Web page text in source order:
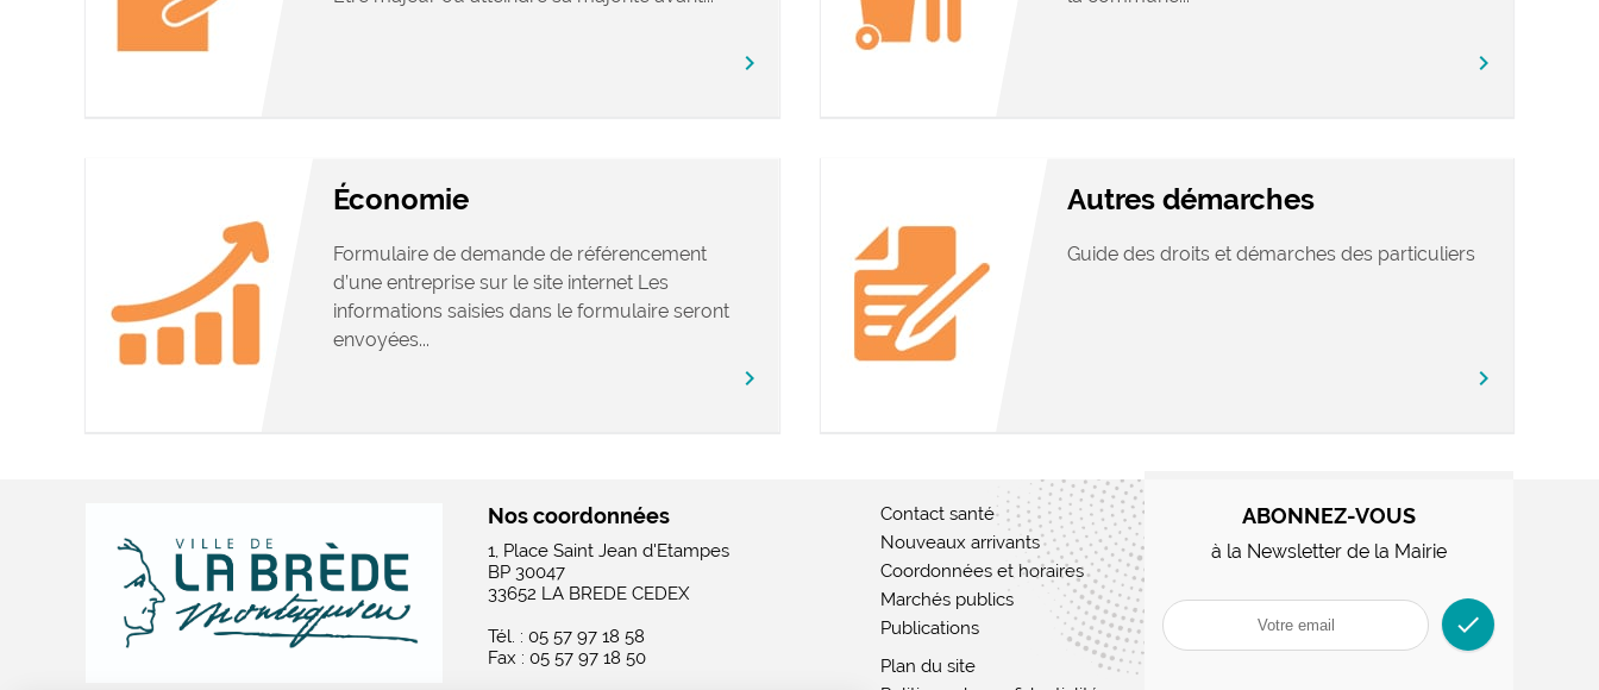
chevron_right chevron_right
Économie
Formulaire de demande de référencement
d’une entreprise sur le site internet Les
informations saisies dans le formulaire seront
envoyées...
chevron_right
Autres démarches
Guide des droits et démarches des particuliers
chevron_right
Nos coordonnées
1, Place Saint Jean d'Etampes
BP 30047
33652 LA BREDE CEDEX
Tél. : 05 57 97 18 58
Fax : 05 57 97 18 50
Contact santé
Nouveaux arrivants
Coordonnées et horaires
Marchés publics
Publications
Plan du site
ABONNEZ-VOUS
à la Newsletter de la Mairie
check